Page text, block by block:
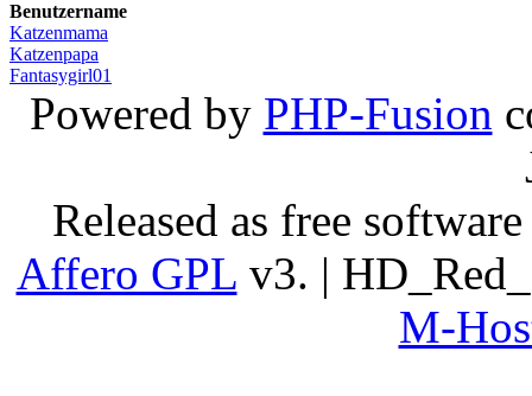
Benutzername
Katzenmama
Katzenpapa
Fantasygirl01
Powered by PHP-Fusion
Released as free
Affero GPL v3. |
M-